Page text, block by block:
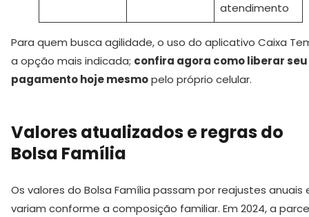
atendimento
Para quem busca agilidade, o uso do aplicativo Caixa
a opção mais indicada; confira agora como liberar seu
pagamento hoje mesmopelo próprio celular.
Valores atualizados e regras do
Bolsa Família
Os valores do Bolsa Família passam por reajustes anuais
variam conforme a composição familiar. Em 2024, a